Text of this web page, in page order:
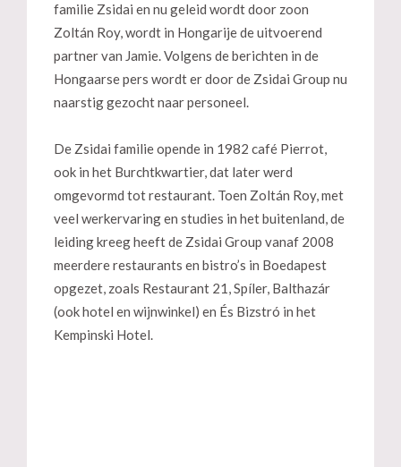
familie Zsidai en nu geleid wordt door zoon
Zoltán Roy, wordt in Hongarije de uitvoerend
partner van Jamie. Volgens de berichten in de
Hongaarse pers wordt er door de Zsidai Group nu
naarstig gezocht naar personeel.
De Zsidai familie opende in 1982 café Pierrot,
ook in het Burchtkwartier, dat later werd
omgevormd tot restaurant. Toen Zoltán Roy, met
veel werkervaring en studies in het buitenland, de
leiding kreeg heeft de Zsidai Group vanaf 2008
meerdere restaurants en bistro’s in Boedapest
opgezet, zoals Restaurant 21, Spíler, Balthazár
(ook hotel en wijnwinkel) en És Bizstró in het
Kempinski Hotel.